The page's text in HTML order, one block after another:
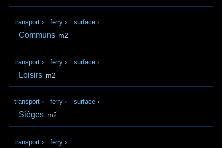
transport › ferry › surface ›
Communs m2
transport › ferry › surface ›
Loisirs m2
transport › ferry › surface ›
Sièges m2
transport › ferry ›